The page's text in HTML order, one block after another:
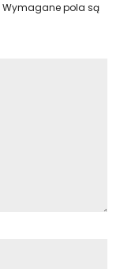
Wymagane pola są